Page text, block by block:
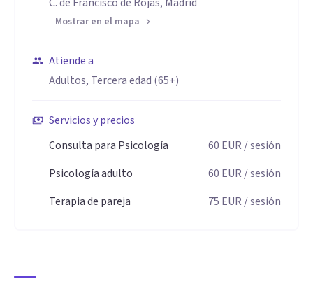
en Recursos Humanos y en el ámbito sanitario, he
la organización, la resolución de conflictos y una fuerte
orientación a las personas.
Destaco por mi versatilidad, mi interés constante por
aprender y mejorar, y mi capacidad para crear un entorno de
expresarse libremente. Me implico con sensibilidad y
profesionalidad en cada proceso, buscando siempre
Mostrar en el mapa
Atiende a
Adultos, Tercera edad (65+)
Servicios y precios
Consulta para Psicología
60 EUR / sesión
Psicología adulto
60 EUR / sesión
Terapia de pareja
75 EUR / sesión